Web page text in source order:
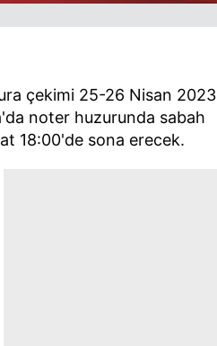
çekimi 25-26 Nisan 2023
noter huzurunda sabah
18:00'de sona erecek.